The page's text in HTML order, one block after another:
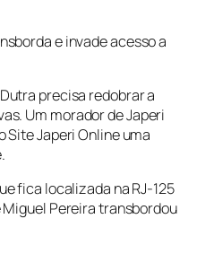
e invade acesso a
precisa redobrar a
Um morador de Japeri
Site Japeri Online uma
fica localizada na RJ-125
Miguel Pereira transbordou